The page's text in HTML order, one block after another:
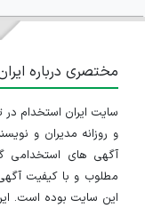
مختصری درباره
و روزانه مدیران و
آگهی های استخدامی
مطلوب و با کیفیت
این سایت بوده است.